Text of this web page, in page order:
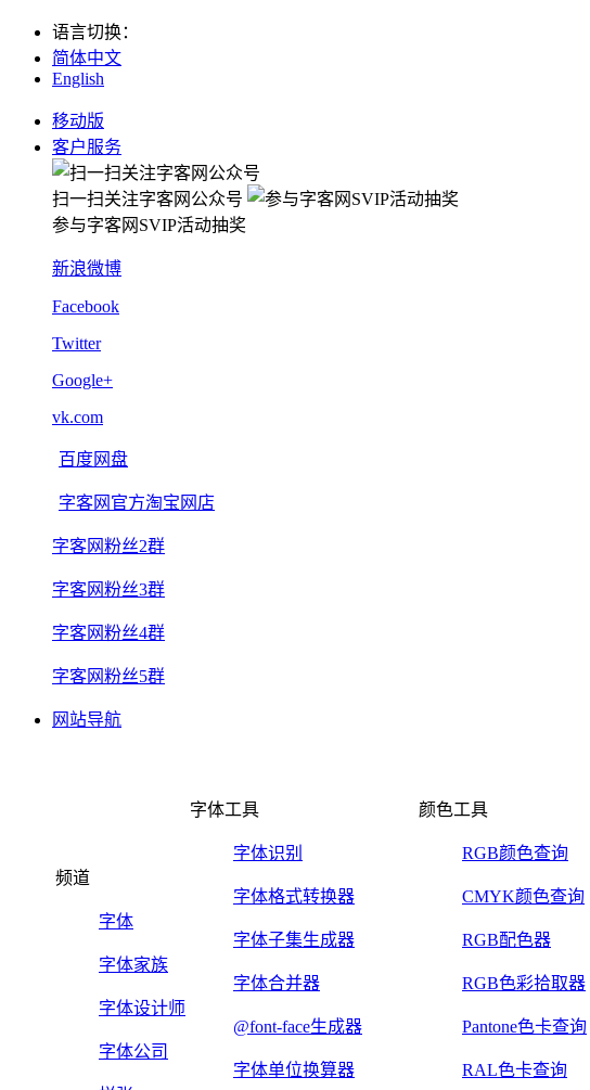
语言切换：
简体中文
English
移动版
客户服务
扫一扫关注字客网公众号
参与字客网SVIP活动抽奖
新浪微博
Facebook
Twitter
Google+
vk.com
百度网盘
字客网官方淘宝网店
字客网粉丝2群
字客网粉丝3群
字客网粉丝4群
字客网粉丝5群
网站导航
频道
字体
字体家族
字体设计师
字体公司
字体工具
字体识别
字体格式转换器
字体子集生成器
字体合并器
@font-face生成器
字体单位换算器
颜色工具
RGB颜色查询
CMYK颜色查询
RGB配色器
RGB色彩拾取器
Pantone色卡查询
RAL色卡查询